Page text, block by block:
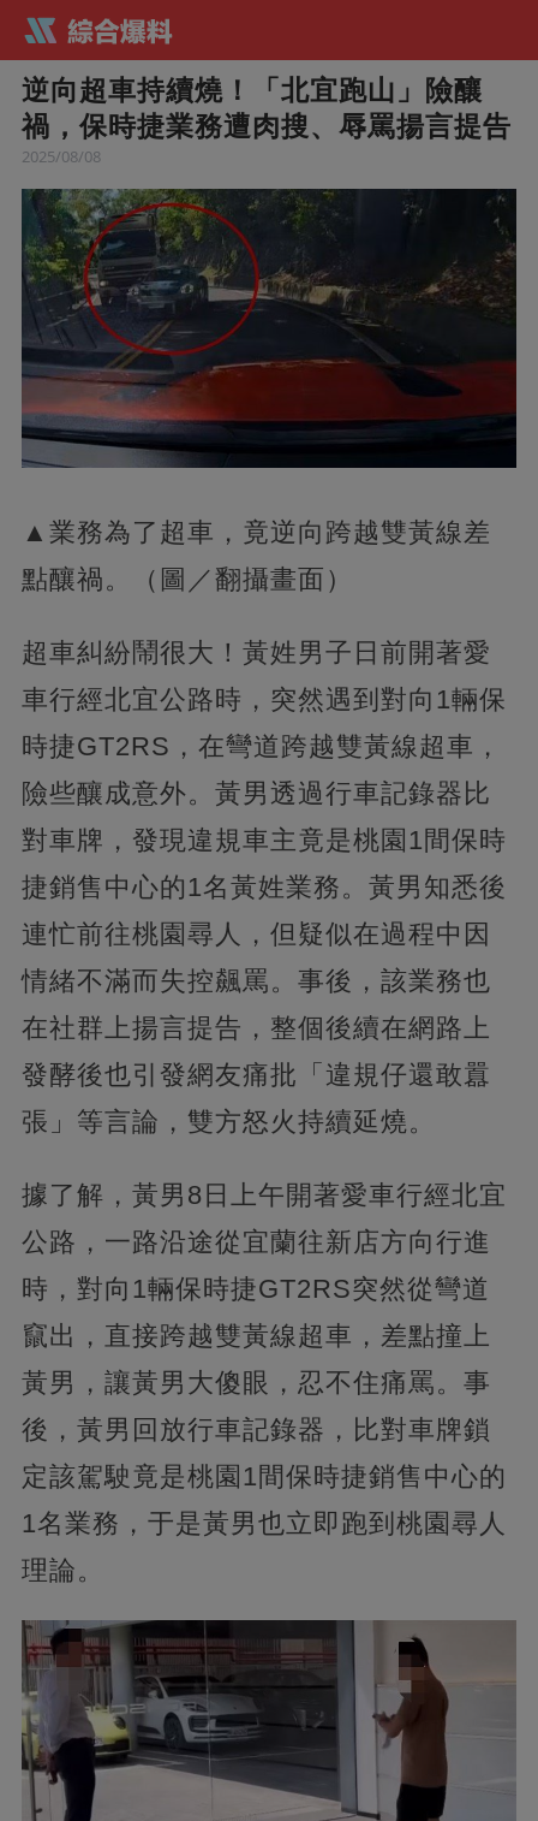
逆向超車持續燒！「北宜跑山」險釀
禍，保時捷業務遭肉搜、辱罵揚言提告
2025/08/08
▲業務為了超車，竟逆向跨越雙黃線差
點釀禍。（圖／翻攝畫面）
超車糾紛鬧很大！黃姓男子日前開著愛
車行經北宜公路時，突然遇到對向1輛保
時捷GT2RS，在彎道跨越雙黃線超車，
險些釀成意外。黃男透過行車記錄器比
對車牌，發現違規車主竟是桃園1間保時
捷銷售中心的1名黃姓業務。黃男知悉後
連忙前往桃園尋人，但疑似在過程中因
情緒不滿而失控飆罵。事後，該業務也
在社群上揚言提告，整個後續在網路上
發酵後也引發網友痛批「違規仔還敢囂
張」等言論，雙方怒火持續延燒。
據了解，黃男8日上午開著愛車行經北宜
公路，一路沿途從宜蘭往新店方向行進
時，對向1輛保時捷GT2RS突然從彎道
竄出，直接跨越雙黃線超車，差點撞上
黃男，讓黃男大傻眼，忍不住痛罵。事
後，黃男回放行車記錄器，比對車牌鎖
定該駕駛竟是桃園1間保時捷銷售中心的
1名業務，于是黃男也立即跑到桃園尋人
理論。